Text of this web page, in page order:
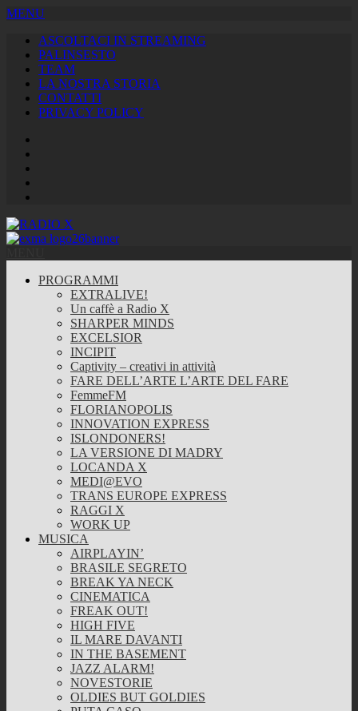
MENU
ASCOLTACI IN STREAMING
PALINSESTO
TEAM
LA NOSTRA STORIA
CONTATTI
PRIVACY POLICY
PROGRAMMI
EXTRALIVE!
Un caffè a Radio X
SHARPER MINDS
EXCELSIOR
INCIPIT
Captivity – creativi in attività
FARE DELL’ARTE L’ARTE DEL FARE
FemmeFM
FLORIANOPOLIS
INNOVATION EXPRESS
ISLONDONERS!
LA VERSIONE DI MADRY
LOCANDA X
MEDI@EVO
TRANS EUROPE EXPRESS
RAGGI X
WORK UP
MUSICA
AIRPLAYIN’
BRASILE SEGRETO
BREAK YA NECK
CINEMATICA
FREAK OUT!
HIGH FIVE
IL MARE DAVANTI
IN THE BASEMENT
JAZZ ALARM!
NOVESTORIE
OLDIES BUT GOLDIES